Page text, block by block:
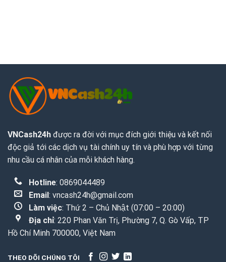
VNCash24h được ra đời với mục đích giới thiệu và kết nối
độc giả tới các dịch vụ tài chính uy tín và phù hợp với từng
nhu cầu cá nhân của mỗi khách hàng.
Hotline: 0869044489
Email : vncash24h@gmail.com
Làm việc: Thứ 2 – Chủ Nhật (07:00 – 20:00)
Địa chỉ: 220 Phan Văn Trị, Phường 7, Q. Gò Vấp, TP
Hồ Chí Minh 700000, Việt Nam
THEO DÕI CHÚNG TÔI